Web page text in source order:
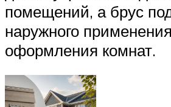
помещений, а брус
наружного
оформления комнат.